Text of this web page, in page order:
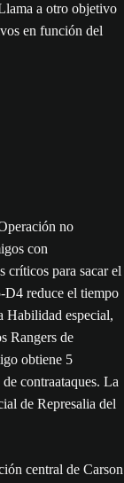
a otro objetivo
en función del
no
con
críticos para sacar el
D4 reduce el tiempo
Habilidad especial,
Rangers de
obtiene 5
contraataques. La
de Represalia del
central de Carson